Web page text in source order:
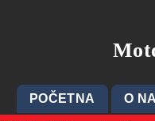
POČETNA O